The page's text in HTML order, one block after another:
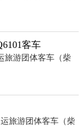
客车
旅游团体客车（柴
旅游团体客车（柴